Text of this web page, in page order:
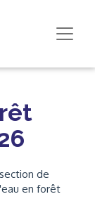
de
en forêt